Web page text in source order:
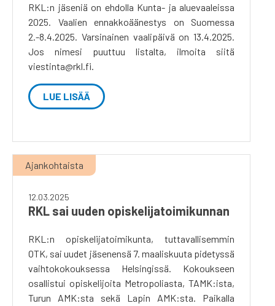
RKL:n jäseniä on ehdolla Kunta- ja aluevaaleissa
2025. Vaalien ennakkoäänestys on Suomessa
2.-8.4.2025. Varsinainen vaalipäivä on 13.4.2025.
Jos nimesi puuttuu listalta, ilmoita siitä
viestinta@rkl.fi.
LUE LISÄÄ
Ajankohtaista
12.03.2025
RKL sai uuden opiskelijatoimikunnan
RKL:n opiskelijatoimikunta, tuttavallisemmin
OTK, sai uudet jäsenensä 7. maaliskuuta pidetyssä
vaihtokokouksessa Helsingissä. Kokoukseen
osallistui opiskelijoita Metropoliasta, TAMK:ista,
Turun AMK:sta sekä Lapin AMK:sta. Paikalla